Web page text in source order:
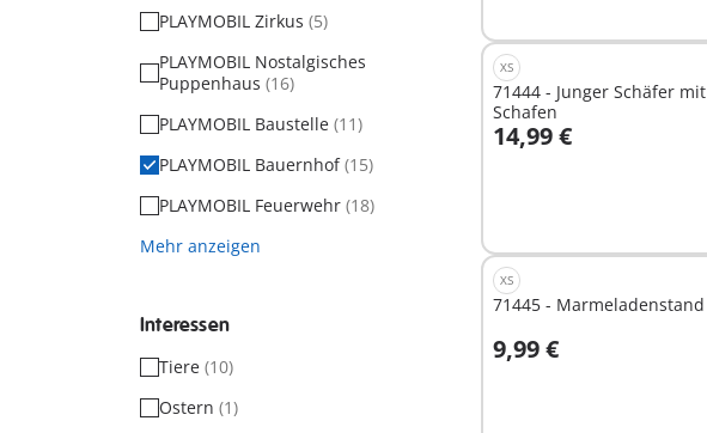
PLAYMOBIL Zirkus (5)
PLAYMOBIL Nostalgisches
Puppenhaus (16)
PLAYMOBIL Baustelle (11)
PLAYMOBIL Bauernhof(15)
PLAYMOBIL Feuerwehr (18)
Mehr anzeigen
Interessen
Tiere (10)
Ostern (1)
XS
71444 - Junger Schäfer mit
Schafen
14,99 €
In den Warenkorb
XS
71445 - Marmeladenstand
9,99 €
In den Warenkorb